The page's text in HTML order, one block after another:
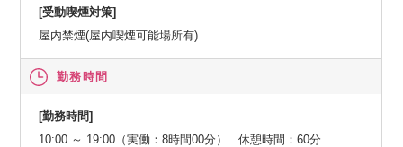
[受動喫煙対策]
屋内禁煙(屋内喫煙可能場所有)
勤務時間
[勤務時間]
10:00 ～ 19:00（実働：8時間00分） 休憩時間：60分